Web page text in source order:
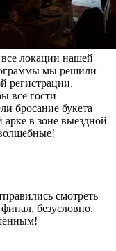
локации нашей
мы решили
регистрации.
все гости
бросание букета
в зоне выездной
смотреть
безусловно,